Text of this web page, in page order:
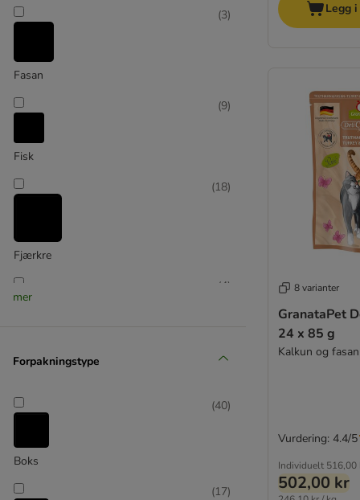
Crave
Dogs'n Tiger
Dolina Noteci
Feringa
4Vet
GranataPet
Greenwoods
Hardys
Herrmanns
JosiCat
Leonardo
Libra
Fasan
(3)
Fisk
(9)
Fjærkre
(18)
( 4)
mer
Forpakningstype
Boks
(40)
(17)
Legg
8 varianter
GranataPet
24 x 85 g
Kalkun og fasan
Individuelt 516,00
502,00 kr
Vurdering: 4.4/5